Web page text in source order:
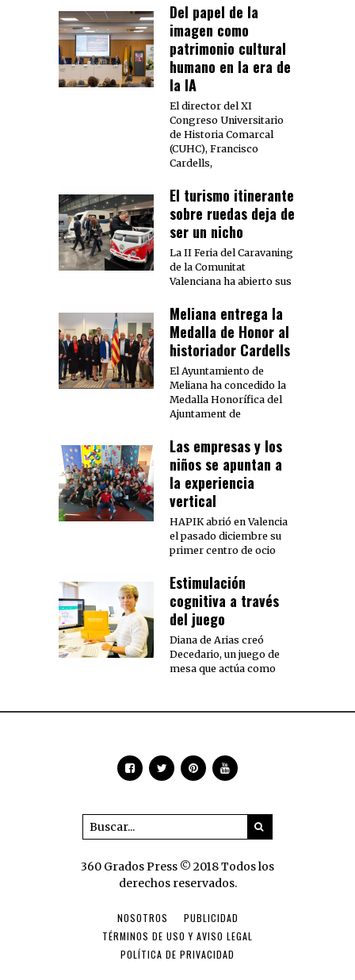
Del papel de la
imagen como
patrimonio cultural
humano en la era de
la IA
El director del XI
Congreso Universitario
de Historia Comarcal
(CUHC), Francisco
Cardells,
El turismo itinerante
sobre ruedas deja de
ser un nicho
La II Feria del Caravaning
de la Comunitat
Valenciana ha abierto sus
Meliana entrega la
Medalla de Honor al
historiador Cardells
El Ayuntamiento de
Meliana ha concedido la
Medalla Honorífica del
Ajuntament de
Las empresas y los
niños se apuntan a
la experiencia
vertical
HAPIK abrió en Valencia
el pasado diciembre su
primer centro de ocio
Estimulación
cognitiva a través
del juego
Diana de Arias creó
Decedario, un juego de
mesa que actúa como
360 Grados Press © 2018 Todos los
derechos reservados.
NOSOTROS
PUBLICIDAD
TÉRMINOS DE USO Y AVISO LEGAL
POLÍTICA DE PRIVACIDAD